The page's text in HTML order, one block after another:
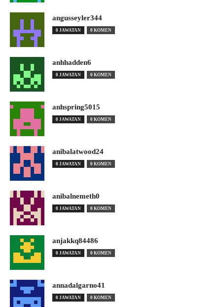
angusseyler344
0 JAWATAN 0 KOMEN
anhhadden6
0 JAWATAN 0 KOMEN
anhspring5015
0 JAWATAN 0 KOMEN
anibalatwood24
0 JAWATAN 0 KOMEN
anibalnemeth0
0 JAWATAN 0 KOMEN
anjakkq84486
0 JAWATAN 0 KOMEN
annadalgarno41
0 JAWATAN 0 KOMEN